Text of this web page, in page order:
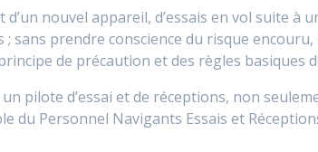
d’un nouvel appareil, d’essais en vol suite
; sans prendre conscience du risque
de précaution et des règles basiques
pilote d’essai et de réceptions, non
du Personnel Navigants Essais et